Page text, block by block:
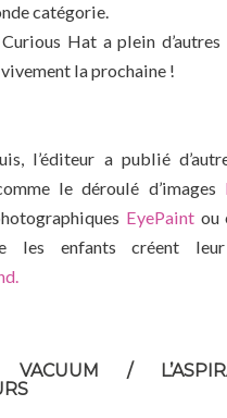
catégorie.
Hat a plein d’autres
vivement la prochaine !
l’éditeur a publié
le déroulé d’images
EyePaint ou
les enfants créent
VACUUM /